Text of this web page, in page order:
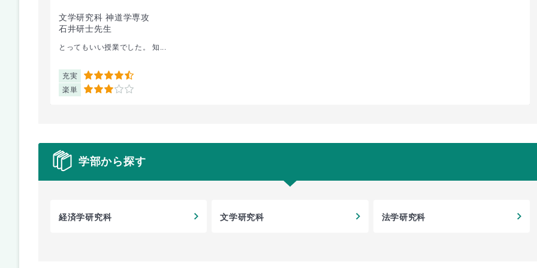
文学研究科 神道学専攻
石井研士先生
とってもいい授業でした。 知...
充実 4.5
楽単 3
学部から探す
経済学研究科 文学研究科 法学研究科